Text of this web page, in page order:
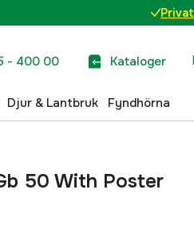
Privat
- 400 00 Kataloger
Djur & Lantbruk Fyndhörna
50 With Poster